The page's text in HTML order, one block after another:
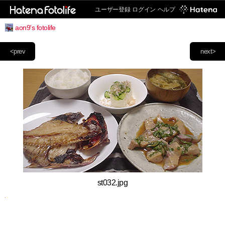
ユーザー登録 ログイン ヘルプ
aon9's fotolife
next>
<prev
st032.jpg